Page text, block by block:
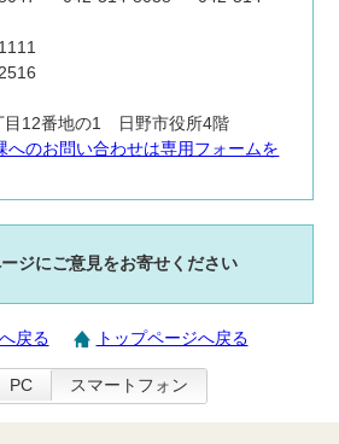
目12番地の1 日野市役所4階
へのお問い合わせは専用フォームを
ジにご意見をお寄せください
戻る トップページへ戻る
PC スマートフォン